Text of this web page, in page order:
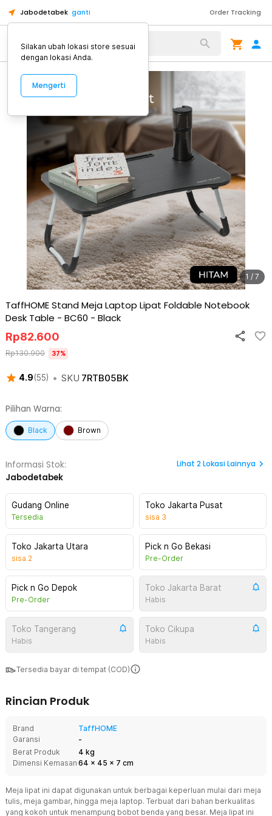
Jabodetabek ganti Order Tracking
Alat Kopi
1 / 7
TaffHOME Stand Meja Laptop Lipat Foldable Notebook
Desk Table - BC60 - Black
4.9(55) • SKU 7RTB05BK
Rp82.600
Rp130.900 37%
Pilihan Warna:
Black Brown
Informasi Stok:
Jabodetabek
Lihat 2Lokasi Lainnya
Gudang Online
Tersedia
Toko Jakarta Pusat
sisa 3
Toko Jakarta Utara
sisa 2
Pick n Go Bekasi
Pre-Order
Pick n Go Depok
Pre-Order
Toko Jakarta Barat
Habis
Toko Tangerang
Habis
Toko Cikupa
Habis
Tersedia bayar di tempat (COD)
Rincian Produk
Brand
TaffHOME
Garansi
-
Berat Produk
4 kg
Dimensi Kemasan 64 x 45 x 7 cm
Meja lipat ini dapat digunakan untuk berbagai keperluan mulai dari meja
tulis, meja gambar, hingga meja laptop. Terbuat dari bahan berkualitas
yang kokoh untuk menampung bobot benda yang besar. Meja lipat ini
Silakan ubah lokasi store sesuai
dengan lokasi Anda.
Mengerti